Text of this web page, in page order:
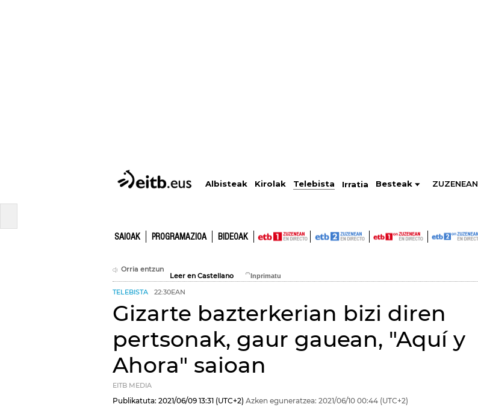
Albisteak Kirolak Telebista Irratia Besteak ZUZENEAN
SAIOAK PROGRAMAZIOA BIDEOAK
Orria entzun
Leer en Castellano
TELEBISTA 22:30EAN
Gizarte bazterkerian bizi diren
pertsonak, gaur gauean, "Aquí y
Ahora" saioan
EITB MEDIA
Publikatuta: 2021/06/09 13:31 (UTC+2) Azken eguneratzea: 2021/06/10 00:44 (UTC+2)